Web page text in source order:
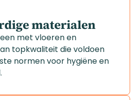
materialen
met vloeren en
topkwaliteit die voldoen
normen voor hygiëne en